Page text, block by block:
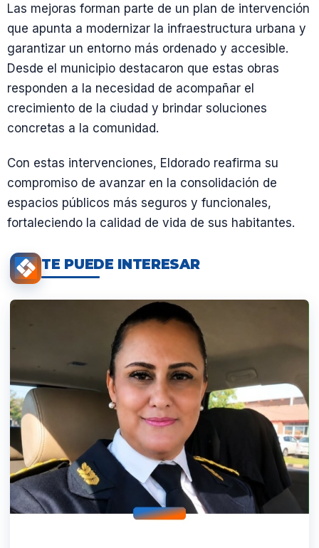
Las mejoras forman parte de un plan de intervención
que apunta a modernizar la infraestructura urbana y
garantizar un entorno más ordenado y accesible.
Desde el municipio destacaron que estas obras
responden a la necesidad de acompañar el
crecimiento de la ciudad y brindar soluciones
concretas a la comunidad.
Con estas intervenciones, Eldorado reafirma su
compromiso de avanzar en la consolidación de
espacios públicos más seguros y funcionales,
fortaleciendo la calidad de vida de sus habitantes.
TE PUEDE INTERESAR